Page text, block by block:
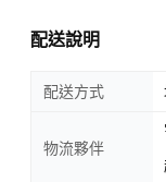
配送說明
配送方式
物流夥伴